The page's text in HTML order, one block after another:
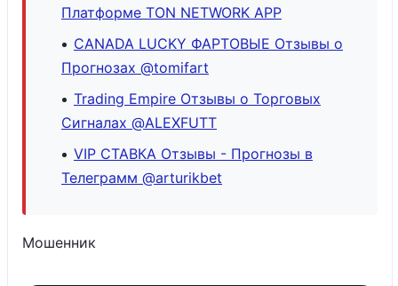
Платформе TON NETWORK APP
CANADA LUCKY ФАРТОВЫЕ Отзывы о
Прогнозах @tomifart
Trading Empire Отзывы о Торговых
Сигналах @ALEXFUTT
VIP СТАВКА Отзывы - Прогнозы в
Телеграмм @arturikbet
Мошенник